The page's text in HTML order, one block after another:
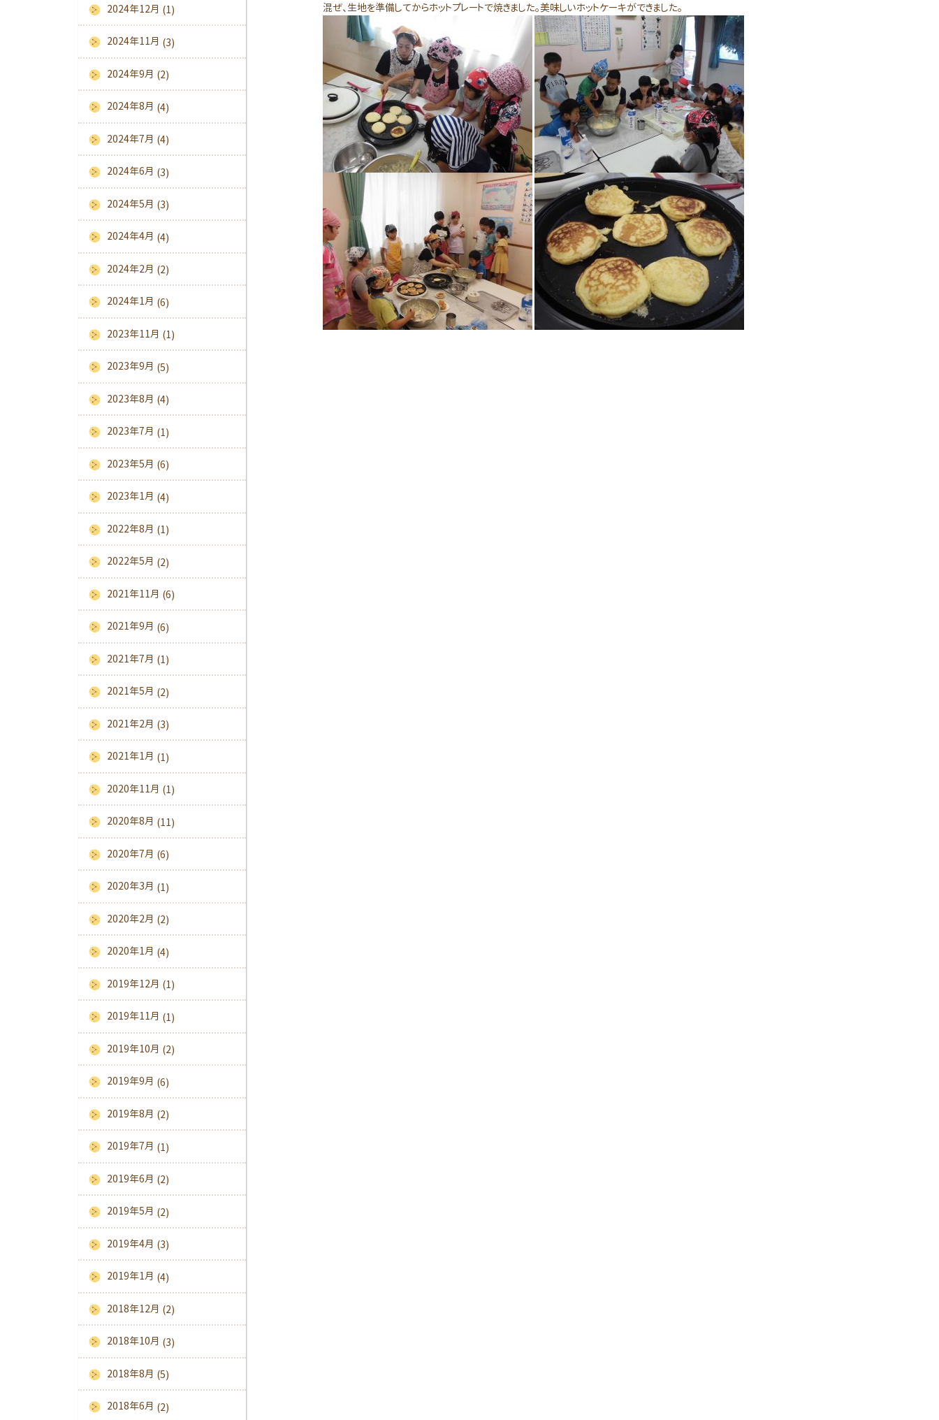
混ぜ、生地を準備してからホットプレートで焼きました。美味しいホットケーキができました。
2024年12月 (1)
2024年11月 (3)
2024年9月 (2)
2024年8月 (4)
2024年7月 (4)
2024年6月 (3)
2024年5月 (3)
2024年4月 (4)
2024年2月 (2)
2024年1月 (6)
2023年11月 (1)
2023年9月 (5)
2023年8月 (4)
2023年7月 (1)
2023年5月 (6)
2023年1月 (4)
2022年8月 (1)
2022年5月 (2)
2021年11月 (6)
2021年9月 (6)
2021年7月 (1)
2021年5月 (2)
2021年2月 (3)
2021年1月 (1)
2020年11月 (1)
2020年8月 (11)
2020年7月 (6)
2020年3月 (1)
2020年2月 (2)
2020年1月 (4)
2019年12月 (1)
2019年11月 (1)
2019年10月 (2)
2019年9月 (6)
2019年8月 (2)
2019年7月 (1)
2019年6月 (2)
2019年5月 (2)
2019年4月 (3)
2019年1月 (4)
2018年12月 (2)
2018年10月 (3)
2018年8月 (5)
2018年6月 (2)